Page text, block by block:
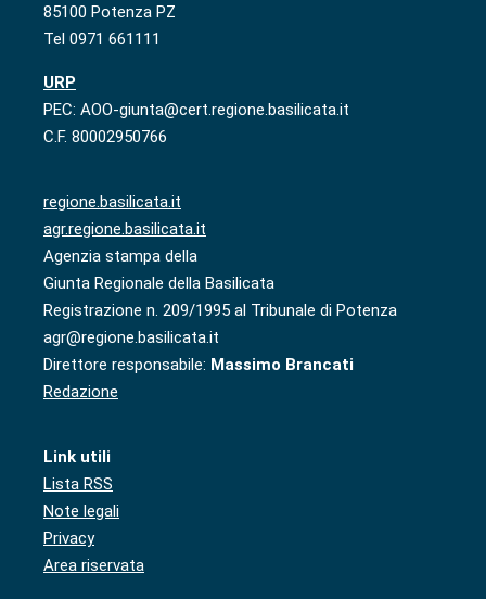
85100 Potenza PZ
Tel 0971 661111
URP
PEC: AOO-giunta@cert.regione.basilicata.it
C.F. 80002950766
regione.basilicata.it
agr.regione.basilicata.it
Agenzia stampa della
Giunta Regionale della Basilicata
Registrazione n. 209/1995 al Tribunale di Potenza
agr@regione.basilicata.it
Direttore responsabile: Massimo Brancati
Redazione
Link utili
Lista RSS
Note legali
Privacy
Area riservata